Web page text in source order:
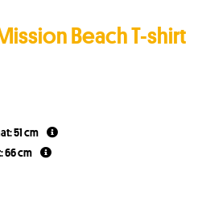
Beach T-shirt
51 cm
cm